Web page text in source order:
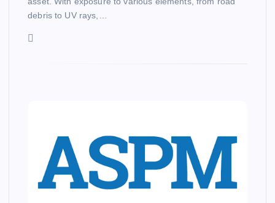
debris to UV rays,…